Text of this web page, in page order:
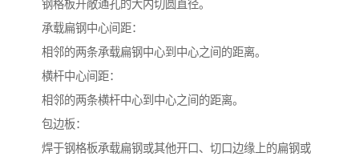
钢格板开敞通孔的大内切圆直径。
承载扁钢中心间距：
相邻的两条承载扁钢中心到中心之间的距离。
横杆中心间距：
相邻的两条横杆中心到中心之间的距离。
包边板：
焊于钢格板承载扁钢或其他开口、切口边缘上的扁钢或